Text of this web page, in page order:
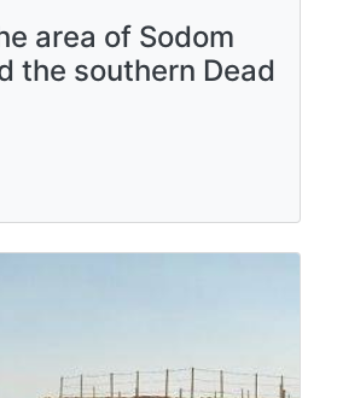
area of Sodom
the southern Dead